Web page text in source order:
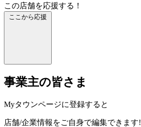
この店舗を応援する！
ここから応援
事業主の皆さま
Myタウンページに登録すると
店舗/企業情報をご自身で編集できます!